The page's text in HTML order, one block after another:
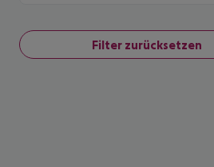
Filter zurücksetzen